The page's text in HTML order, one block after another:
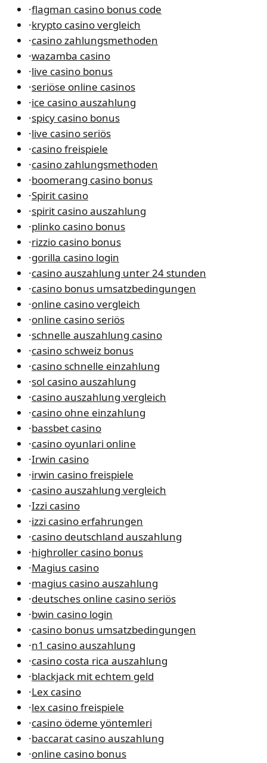
·flagman casino bonus code
·krypto casino vergleich
·casino zahlungsmethoden
·wazamba casino
·live casino bonus
·seriöse online casinos
·ice casino auszahlung
·spicy casino bonus
·live casino seriös
·casino freispiele
·casino zahlungsmethoden
·boomerang casino bonus
·Spirit casino
·spirit casino auszahlung
·plinko casino bonus
·rizzio casino bonus
·gorilla casino login
·casino auszahlung unter 24 stunden
·casino bonus umsatzbedingungen
·online casino vergleich
·online casino seriös
·schnelle auszahlung casino
·casino schweiz bonus
·casino schnelle einzahlung
·sol casino auszahlung
·casino auszahlung vergleich
·casino ohne einzahlung
·bassbet casino
·casino oyunlari online
·Irwin casino
·irwin casino freispiele
·casino auszahlung vergleich
·Izzi casino
·izzi casino erfahrungen
·casino deutschland auszahlung
·highroller casino bonus
·Magius casino
·magius casino auszahlung
·deutsches online casino seriös
·bwin casino login
·casino bonus umsatzbedingungen
·n1 casino auszahlung
·casino costa rica auszahlung
·blackjack mit echtem geld
·Lex casino
·lex casino freispiele
·casino ödeme yöntemleri
·baccarat casino auszahlung
·online casino bonus